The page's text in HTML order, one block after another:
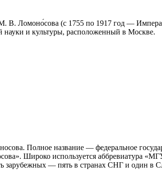
В. Ломоно́сова (с 1755 по 1917 год —
науки и культуры, расположенный в Москве.
Полное название — федеральное
Широко используется аббревиатура
зарубежных — пять в странах СНГ и один